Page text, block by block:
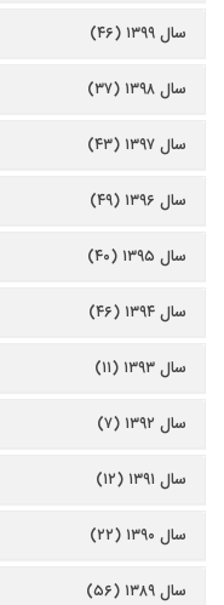
سال ۱۳۹۹ (۴۶)
سال ۱۳۹۸ (۳۷)
سال ۱۳۹۷ (۴۳)
سال ۱۳۹۶ (۴۹)
سال ۱۳۹۵ (۴۰)
سال ۱۳۹۴ (۴۶)
سال ۱۳۹۳ (۱۱)
سال ۱۳۹۲ (۷)
سال ۱۳۹۱ (۱۲)
سال ۱۳۹۰ (۲۲)
سال ۱۳۸۹ (۵۶)